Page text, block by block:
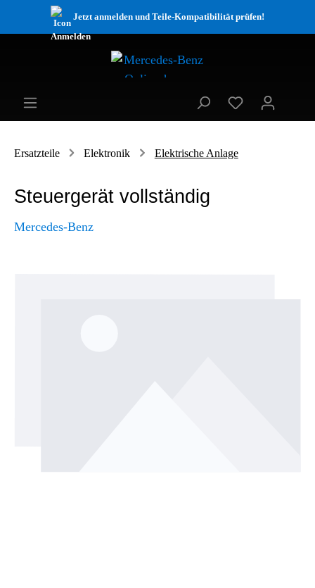
Jetzt anmelden und Teile-Kompatibilität prüfen!
Ersatzteile Elektronik Elektrische Anlage
Steuergerät vollständig
Mercedes-Benz